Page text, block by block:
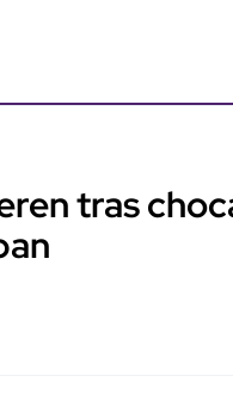
tras